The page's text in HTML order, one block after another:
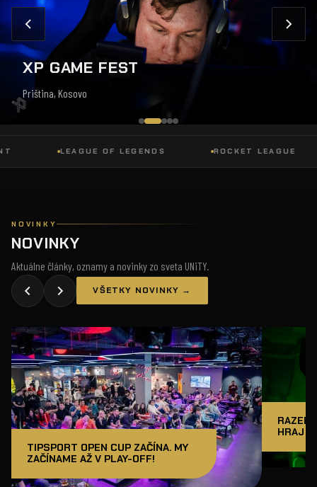
XP GAME FEST
Priština, Kosovo
LEAGUE OF LEGENDS ROCKET LEAGUE
NOVINKY
NOVINKY
Aktuálne články, oznamy a novinky zo sveta UNiTY.
VŠETKY NOVINKY →
TIPSPORT OPEN CUP ZAČÍNA. MY
ZAČÍNAME AŽ V PLAY-OFF!
RAZER
HRAJ